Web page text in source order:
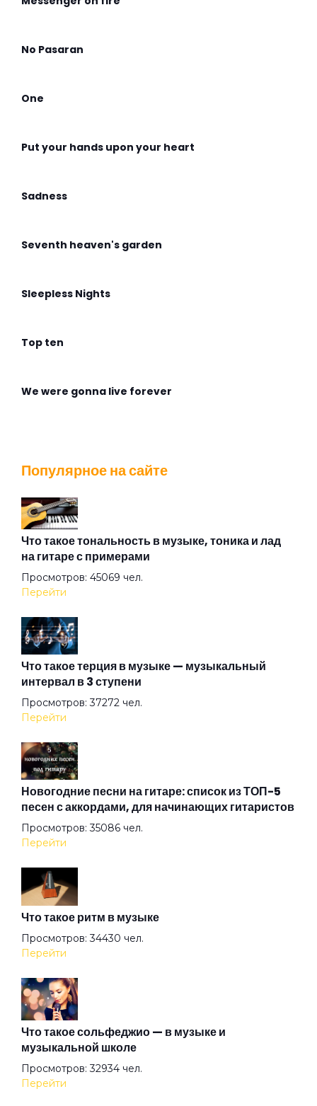
No Pasaran
One
Put your hands upon your heart
Sadness
Seventh heaven's garden
Sleepless Nights
Top ten
We were gonna live forever
Алиса
Алмазная душа
Амазонка
Ангел на свече
Ангел
Арена
Аристократы
Атлантида
Бабочка
Баргузин
Популярное на сайте
Что такое тональность в музыке, тоника и лад
на гитаре с примерами
Просмотров: 45069 чел.
Перейти
Что такое терция в музыке — музыкальный
интервал в 3 ступени
Просмотров: 37272 чел.
Перейти
Новогодние песни на гитаре: список из ТОП-5
песен с аккордами, для начинающих гитаристов
Просмотров: 35086 чел.
Перейти
Что такое ритм в музыке
Просмотров: 34430 чел.
Перейти
Что такое сольфеджио — в музыке и
музыкальной школе
Просмотров: 32934 чел.
Перейти